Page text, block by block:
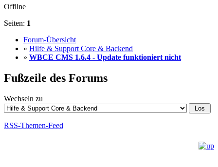
Offline
Seiten: 1
Forum-Übersicht
» Hilfe & Support Core & Backend
» WBCE CMS 1.6.4 - Update funktioniert nicht
Fußzeile des Forums
Wechseln zu
RSS-Themen-Feed